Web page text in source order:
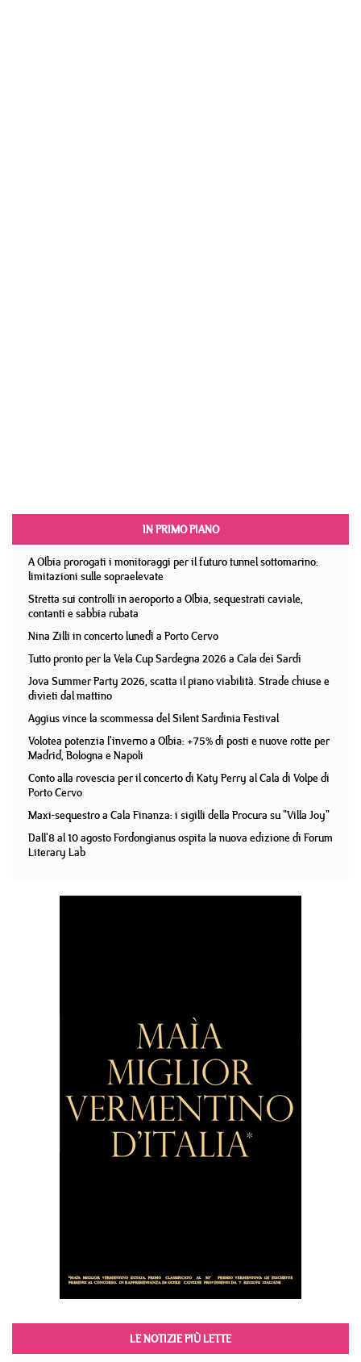
IN PRIMO PIANO
A Olbia prorogati i monitoraggi per il futuro tunnel sottomarino:
limitazioni sulle sopraelevate
Stretta sui controlli in aeroporto a Olbia, sequestrati caviale,
contanti e sabbia rubata
Nina Zilli in concerto lunedì a Porto Cervo
Tutto pronto per la Vela Cup Sardegna 2026 a Cala dei Sardi
Jova Summer Party 2026, scatta il piano viabilità. Strade chiuse e
divieti dal mattino
Aggius vince la scommessa del Silent Sardinia Festival
Volotea potenzia l'inverno a Olbia: +75% di posti e nuove rotte per
Madrid, Bologna e Napoli
Conto alla rovescia per il concerto di Katy Perry al Cala di Volpe di
Porto Cervo
Maxi-sequestro a Cala Finanza: i sigilli della Procura su "Villa Joy"
Dall'8 al 10 agosto Fordongianus ospita la nuova edizione di Forum
Literary Lab
LE NOTIZIE PIÙ LETTE